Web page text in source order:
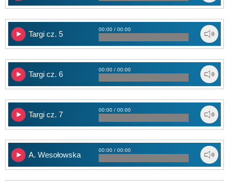
Targi cz. 5
00:00 / 00:00
Targi cz. 6
00:00 / 00:00
Targi cz. 7
00:00 / 00:00
A. Wesołowska
00:00 / 00:00